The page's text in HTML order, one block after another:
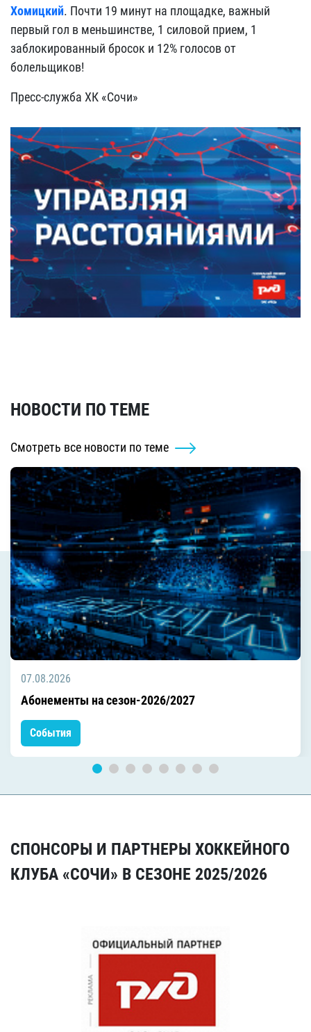
Хомицкий. Почти 19 минут на площадке, важный
первый гол в меньшинстве, 1 силовой прием, 1
заблокированный бросок и 12% голосов от
болельщиков!
Пресс-служба ХК «Сочи»
НОВОСТИ ПО ТЕМЕ
Смотреть все новости по теме
07.08.2026
Абонементы на сезон-2026/2027
События
СПОНСОРЫ И ПАРТНЕРЫ ХОККЕЙНОГО
КЛУБА «СОЧИ» В СЕЗОНЕ 2025/2026